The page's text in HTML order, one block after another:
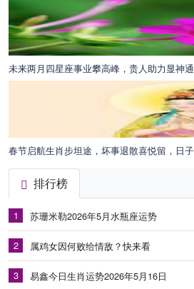
未来两月四星座事业攀高峰，贵人助力显神通
春节启航生肖步坦途，坏事退散喜悦留，日子
排行榜
1 苏珊米勒2026年5月水瓶座运势
2 属鸡女因何败给情敌？快来看
3 易鑫今日生肖运势2026年5月16日